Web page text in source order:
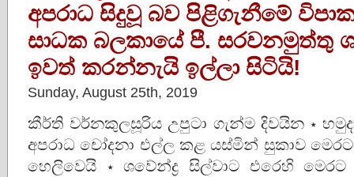
අපරාධ සිදුවූ බව පිළිගැනීමේ
සාධක බලකායේ පී. සරවනමුත්තු
ඉවත් කරන්නැයි ඉල්ලා සිටියි!
Sunday, August 25th, 2019
කීර්ති වර්නකුලසූරිය උපුටා ගැන්ම දිවයින ⋆
අපරාධ චෝදනා එල්ල කළ යස්මින් සුකාව
හෙලිවෙයි ⋆ ශවේන්ද්‍ර සිල්වාට එරෙහි